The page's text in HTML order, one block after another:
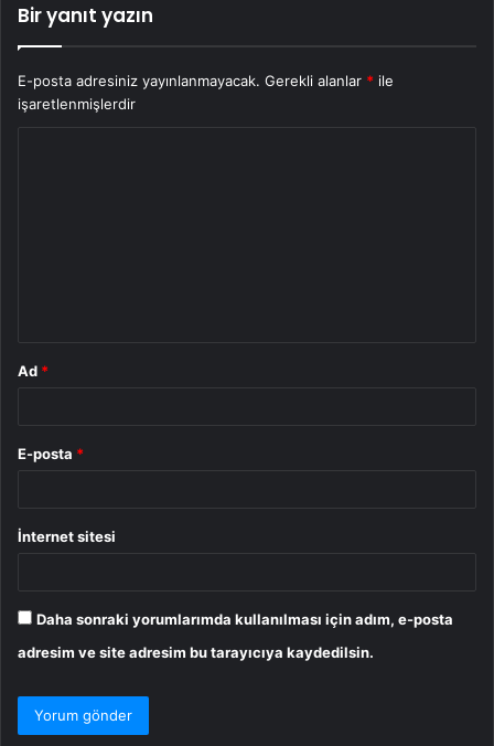
Bir yanıt yazın
E-posta adresiniz yayınlanmayacak. Gerekli alanlar * ile
işaretlenmişlerdir
Ad *
E-posta *
İnternet sitesi
Daha sonraki yorumlarımda kullanılması için adım, e-posta
adresim ve site adresim bu tarayıcıya kaydedilsin.